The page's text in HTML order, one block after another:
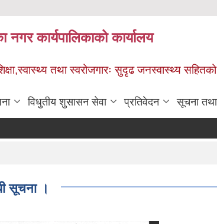
नगर कार्यपालिकाको कार्यालय
तथा स्वरोजगारः सुदृढ जनस्वास्थ्य
विधुतीय शुसासन सेवा प्रतिवेदन सूचना
सूचना ।